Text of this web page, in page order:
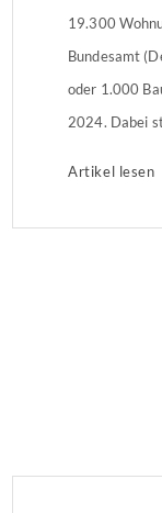
19.300
Bundesamt
oder 1.000
2024. Dabei
Artikel lesen